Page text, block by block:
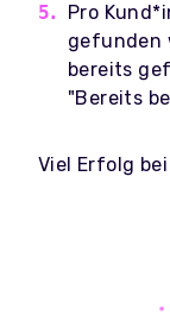
Pro
gefunden
bereits
"Bereits
Viel Erfolg